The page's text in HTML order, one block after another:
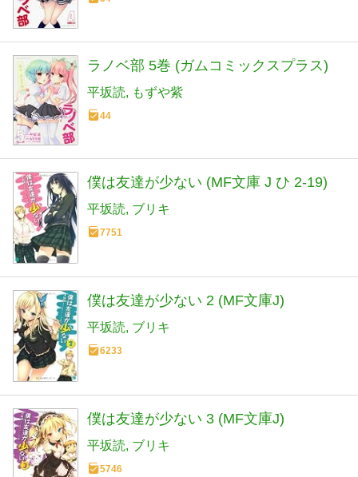
ラノベ部 5巻 (ガムコミックスプラス)
平坂読 もずや紫
44
僕は友達が少ない (MF文庫 J ひ 2-19)
平坂読 ブリキ
7751
僕は友達が少ない 2 (MF文庫J)
平坂読 ブリキ
6233
僕は友達が少ない 3 (MF文庫J)
平坂読 ブリキ
5746